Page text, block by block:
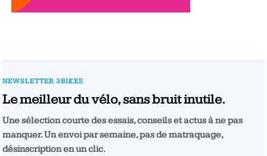
NEWSLETTER 3BIKES
Le meilleur du vélo, sans bruit inutile.
Une sélection courte des essais, conseils et actus à ne pas
manquer. Un envoi par semaine, pas de matraquage,
désinscription en un clic.